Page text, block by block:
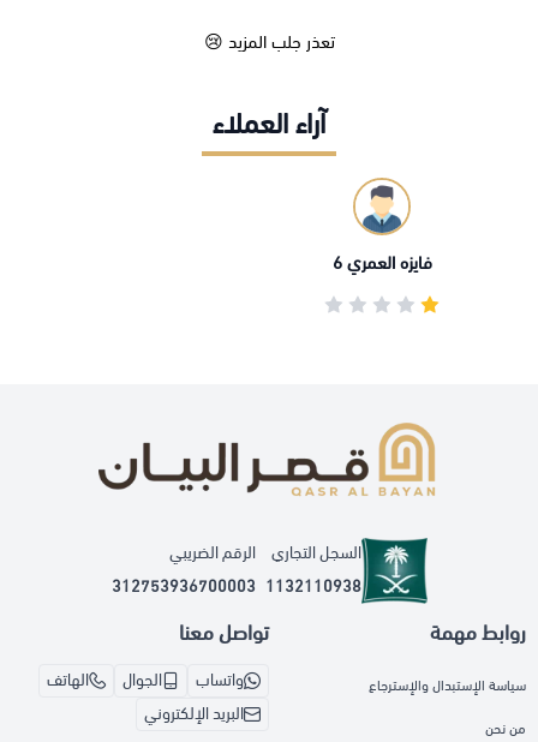
تعذر جلب المزيد 😢
آراء العملاء
فايزه العمري 6
السجل التجاري
1132110938
الرقم الضريبي
312753936700003
روابط مهمة
سياسة الإستبدال والإسترجاع
من نحن
تواصل معنا
واتساب الجوال
الهاتف
البريد الإلكتروني